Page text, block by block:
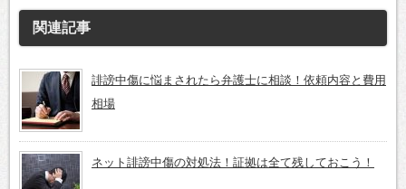
関連記事
誹謗中傷に悩まされたら弁護士に相談！依頼内容と費用
相場
ネット誹謗中傷の対処法！証拠は全て残しておこう！